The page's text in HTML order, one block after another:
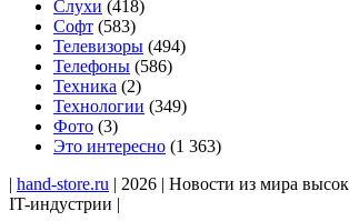
Слухи (418)
Софт (583)
Телевизоры (494)
Телефоны (586)
Техника (2)
Технологии (349)
Фото (3)
Это интересно (1 363)
| hand-store.ru | 2026 | Новости из мира
IT-индустрии |